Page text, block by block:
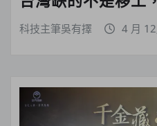
科技主筆吳有擇 4 月